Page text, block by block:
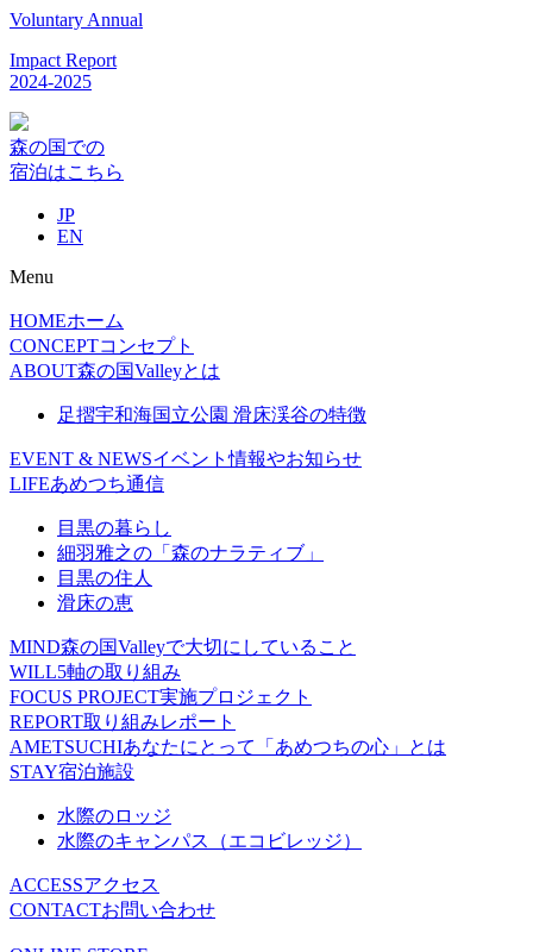
Voluntary Annual
Impact Report
2024-2025
森の国での
宿泊はこちら
JP
EN
Menu
HOMEホーム
CONCEPTコンセプト
ABOUT森の国Valleyとは
足摺宇和海国立公園 滑床渓谷の特徴
EVENT & NEWSイベント情報やお知らせ
LIFEあめつち通信
目黒の暮らし
細羽雅之の「森のナラティブ」
目黒の住人
滑床の恵
MIND森の国Valleyで大切にしていること
WILL5軸の取り組み
FOCUS PROJECT実施プロジェクト
REPORT取り組みレポート
AMETSUCHIあなたにとって「あめつちの心」とは
STAY宿泊施設
水際のロッジ
水際のキャンパス（エコビレッジ）
ACCESSアクセス
CONTACTお問い合わせ